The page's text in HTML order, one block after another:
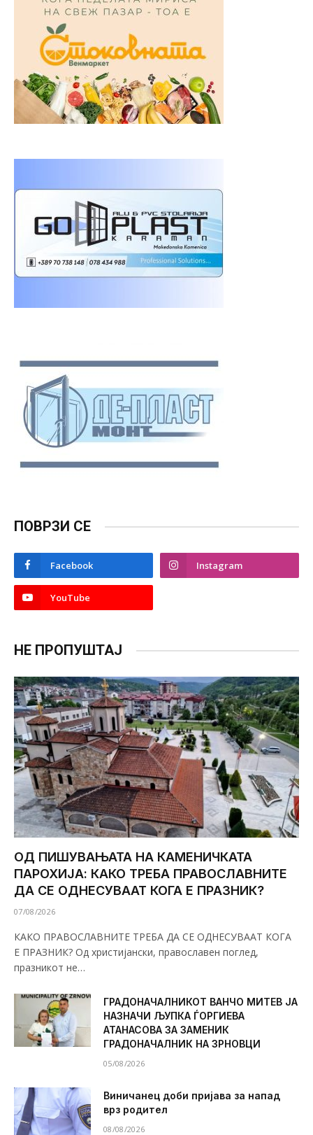
ПОВРЗИ СЕ
Facebook Instagram
YouTube
НЕ ПРОПУШТАЈ
ОД ПИШУВАЊАТА НА КАМЕНИЧКАТА
ПАРОХИЈА: КАКО ТРЕБА ПРАВОСЛАВНИТЕ
ДА СЕ ОДНЕСУВААТ КОГА Е ПРАЗНИК?
07/08/2026
КАКО ПРАВОСЛАВНИТЕ ТРЕБА ДА СЕ ОДНЕСУВААТ КОГА
Е ПРАЗНИК? Од христијански, православен поглед,
празникот не…
ГРАДОНАЧАЛНИКОТ ВАНЧО МИТЕВ ЈА
НАЗНАЧИ ЉУПКА ЃОРГИЕВА
АТАНАСОВА ЗА ЗАМЕНИК
ГРАДОНАЧАЛНИК НА ЗРНОВЦИ
05/08/2026
Виничанец доби пријава за напад
врз родител
08/08/2026